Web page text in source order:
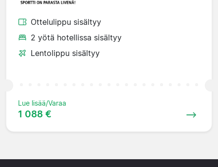
Ottelulippu sisältyy
2 yötä hotellissa sisältyy
Lentolippu sisältyy
Lue lisää/Varaa
1 088 €